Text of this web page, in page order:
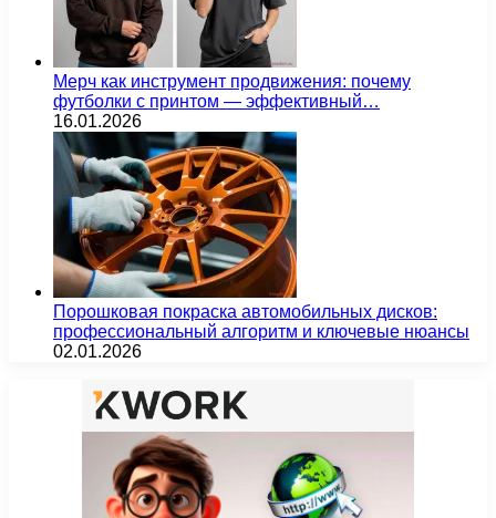
Мерч как инструмент продвижения: почему
футболки с принтом — эффективный…
16.01.2026
Порошковая покраска автомобильных дисков:
профессиональный алгоритм и ключевые нюансы
02.01.2026